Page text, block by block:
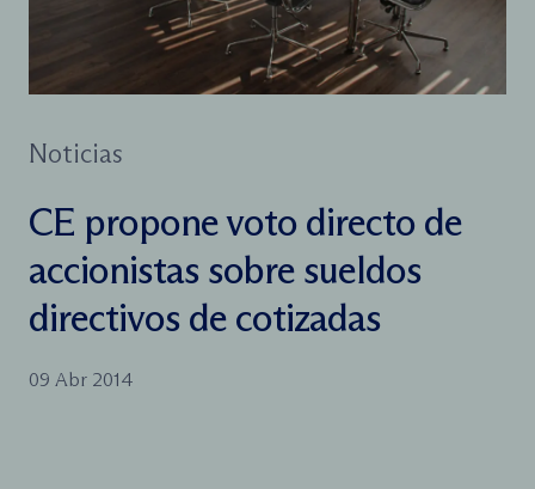
Noticias
CE propone voto directo de
accionistas sobre sueldos
directivos de cotizadas
09 Abr 2014